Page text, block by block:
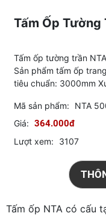
Tấm Ốp Tường
Tấm ốp tường trần
Sản phẩm tấm ốp
tiêu chuẩn: 3000mm
Mã sản phẩm:
NTA
Giá: 364.000đ
Lượt xem: 3107
Tấm ốp NTA có cấu